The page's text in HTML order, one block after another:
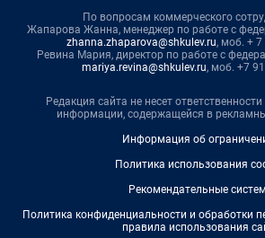
По вопросам коммерческого
Жапарова Жанна, менеджер по работе с
zhanna.zhaparova@shkulev.ru, моб. +
Ревина Мария, директор по работе с
mariya.revina@shkulev.ru, моб. +7
Редакция сайта не несет
информации, содержащейся в
Информация об
Политика использования
Рекомендательные
Политика конфиденциальности и обработки
правила использования